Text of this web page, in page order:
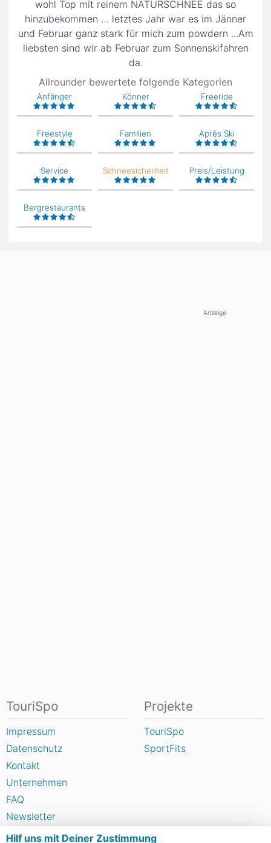
wohl Top mit reinem NATURSCHNEE das so
hinzubekommen … letztes Jahr war es im Jänner
und Februar ganz stark für mich zum powdern ...Am
liebsten sind wir ab Februar zum Sonnenskifahren
da.
Allrounder bewertete folgende Kategorien
Anfänger Könner Freeride
Freestyle Familien Après Ski
Service Schneesicherheit Preis/Leistung
Bergrestaurants
Anzeige
Hilf uns mit Deiner Zustimmung
TouriSpo
Impressum
Datenschutz
Kontakt
Unternehmen
FAQ
Newsletter
Widget
Projekte
TouriSpo
SportFits